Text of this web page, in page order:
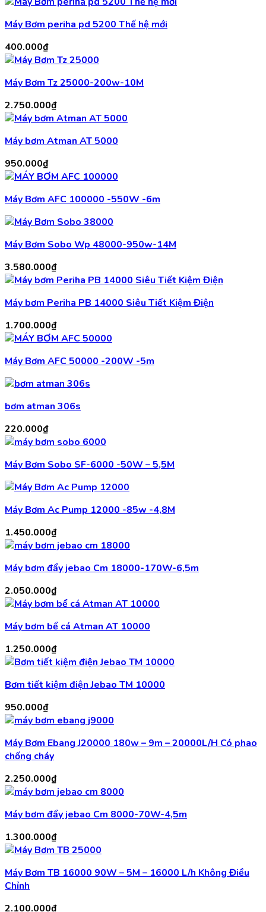
Máy Bơm periha pd 5200 Thế hệ mới
400.000₫
Máy Bơm Tz 25000-200w-10M
2.750.000₫
Máy bơm Atman AT 5000
950.000₫
Máy Bơm AFC 100000 -550W -6m
Máy Bơm Sobo Wp 48000-950w-14M
3.580.000₫
Máy bơm Periha PB 14000 Siêu Tiết Kiệm Điện
1.700.000₫
Máy Bơm AFC 50000 -200W -5m
bơm atman 306s
220.000₫
Máy Bơm Sobo SF-6000 -50W – 5,5M
Máy Bơm Ac Pump 12000 -85w -4,8M
1.450.000₫
Máy bơm đẩy jebao Cm 18000-170W-6,5m
2.050.000₫
Máy bơm bể cá Atman AT 10000
1.250.000₫
Bơm tiết kiệm điện Jebao TM 10000
950.000₫
Máy Bơm Ebang J20000 180w – 9m – 20000L/H Có phao
chống cháy
2.250.000₫
Máy bơm đẩy jebao Cm 8000-70W-4,5m
1.300.000₫
Máy Bơm TB 16000 90W – 5M – 16000 L/h Không Điều
Chỉnh
2.100.000₫